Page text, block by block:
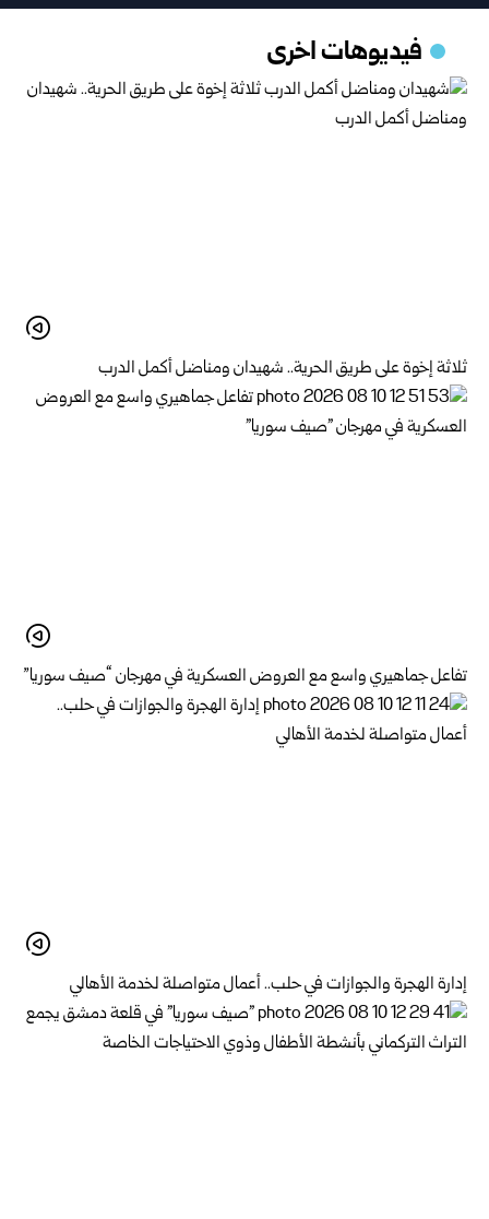
فيديوهات اخرى
ثلاثة إخوة على طريق الحرية.. شهيدان ومناضل أكمل الدرب
تفاعل جماهيري واسع مع العروض العسكرية في مهرجان “صيف سوريا”
إدارة الهجرة والجوازات في حلب.. أعمال متواصلة لخدمة الأهالي